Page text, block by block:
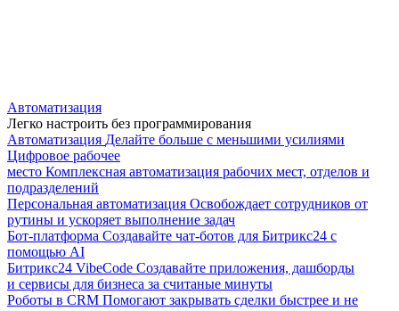
Автоматизация
Легко настроить без программирования
Автоматизация Делайте больше с меньшими усилиями
Цифровое рабочее
место Комплексная автоматизация рабочих мест, отделов и
подразделений
Персональная автоматизация Освобождает сотрудников от
рутины и ускоряет выполнение задач
Бот-платформа Создавайте чат-ботов для Битрикс24 с
помощью AI
Битрикс24 VibeCode Создавайте приложения, дашборды
и сервисы для бизнеса за считаные минуты
Роботы в CRM Помогают закрывать сделки быстрее и не